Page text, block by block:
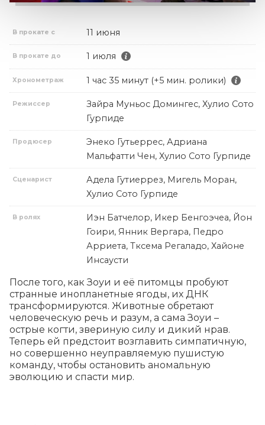
В прокате с 11 июня
В прокате до 1 июля
Хронометраж 1 час 35 минут (+5 мин. ролики)
Режиссер
Зайра Муньос Домингес, Хулио Сото
Гурпиде
Продюсер
Энеко Гутьеррес, Адриана
Мальфатти Чен, Хулио Сото Гурпиде
Сценарист
Адела Гутиеррез, Мигель Моран,
Хулио Сото Гурпиде
В ролях
Иэн Батчелор, Икер Бенгоэчеа, Йон
Гоири, Янник Вергара, Педро
Арриета, Тксема Регаладо, Хайоне
Инсаусти
После того, как Зоуи и её питомцы пробуют
странные инопланетные ягоды, их ДНК
трансформируются. Животные обретают
человеческую речь и разум, а сама Зоуи –
острые когти, звериную силу и дикий нрав.
Теперь ей предстоит возглавить симпатичную,
но совершенно неуправляемую пушистую
команду, чтобы остановить аномальную
эволюцию и спасти мир.